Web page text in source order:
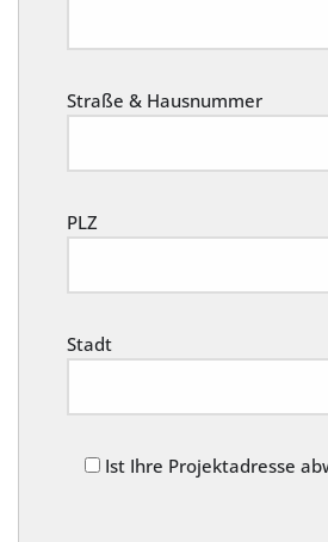
Straße & Hausnummer
PLZ
Stadt
Ist Ihre Projektadresse